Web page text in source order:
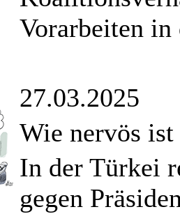
Vorarbeiten in
27.03.2025
Wie nervös ist
In der Türkei
gegen